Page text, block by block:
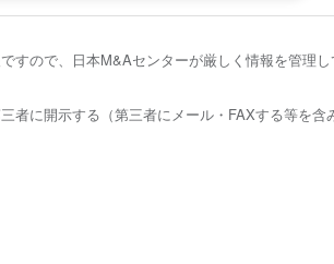
すので、日本M&Aセンターが厳しく情報を管理し
者に開示する（第三者にメール・FAXする等を含